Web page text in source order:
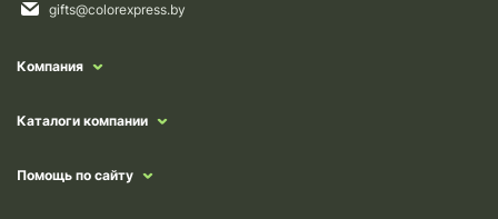
gifts@colorexpress.by
Компания
Каталоги компании
Помощь по сайту